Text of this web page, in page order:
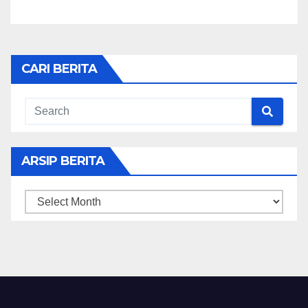
CARI BERITA
ARSIP BERITA
ARSIP